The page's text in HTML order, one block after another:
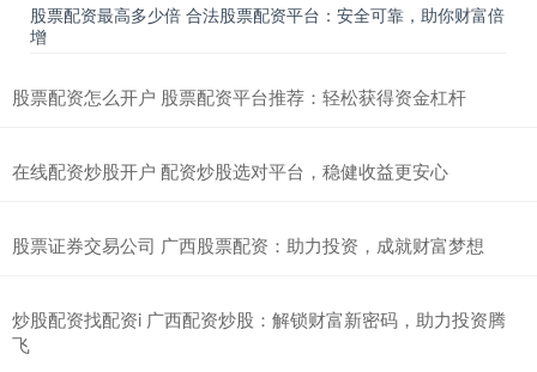
股票配资最高多少倍 合法股票配资平台：安全可靠，助你财富倍
增
股票配资怎么开户 股票配资平台推荐：轻松获得资金杠杆
在线配资炒股开户 配资炒股选对平台，稳健收益更安心
股票证券交易公司 广西股票配资：助力投资，成就财富梦想
炒股配资找配资i 广西配资炒股：解锁财富新密码，助力投资腾
飞